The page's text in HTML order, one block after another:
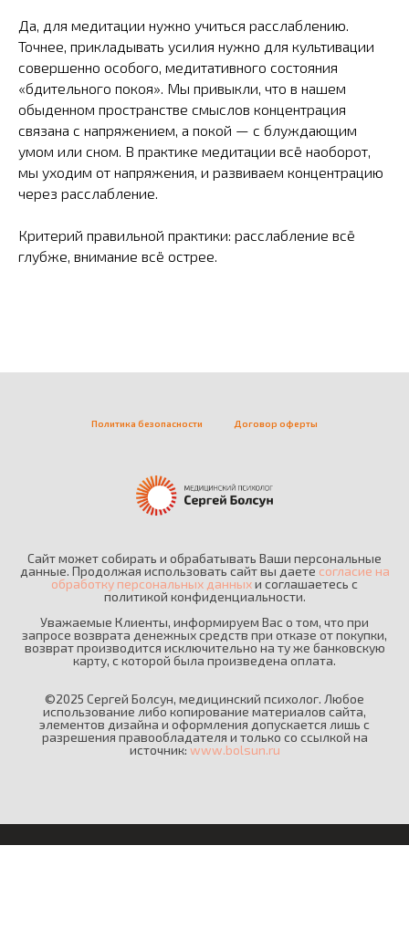
Да, для медитации нужно учиться расслаблению.
Точнее, прикладывать усилия нужно для культивации
совершенно особого, медитативного состояния
«бдительного покоя». Мы привыкли, что в нашем
обыденном пространстве смыслов концентрация
связана с напряжением, а покой — с блуждающим
умом или сном. В практике медитации всё наоборот,
мы уходим от напряжения, и развиваем концентрацию
через расслабление.
Критерий правильной практики: расслабление всё
глубже, внимание всё острее.
Политика безопасности Договор оферты
Сайт может собирать и обрабатывать Ваши персональные
данные. Продолжая использовать сайт вы даете согласие на
обработку персональных данныхи соглашаетесь c
политикой конфиденциальности.
Уважаемые Клиенты, информируем Вас о том, что при
запросе возврата денежных средств при отказе от покупки,
возврат производится исключительно на ту же банковскую
карту, с которой была произведена оплата.
©2025 Сергей Болсун, медицинский психолог. Любое
использование либо копирование материалов сайта,
элементов дизайна и оформления допускается лишь с
разрешения правообладателя и только со ссылкой на
источник: www.bolsun.ru